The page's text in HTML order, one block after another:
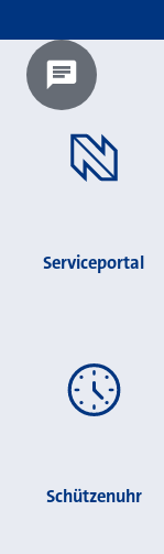
Chatbot laden?
Serviceportal
Schützenuhr